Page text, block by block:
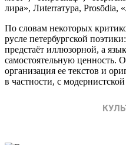
лира», Лиterraтура, Prosōdia,
По словам некоторых
русле петербургской
предстаёт иллюзорной, а
самостоятельную ценность.
организация ее текстов и
в частности, с